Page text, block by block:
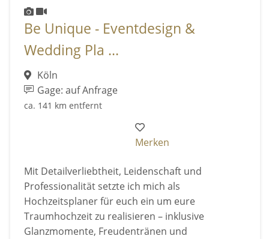
Be Unique - Eventdesign &
Wedding Pla ...
Köln
Gage: auf Anfrage
ca. 141 km entfernt
Merken
Mit Detailverliebtheit, Leidenschaft und
Professionalität setzte ich mich als
Hochzeitsplaner für euch ein um eure
Traumhochzeit zu realisieren – inklusive
Glanzmomente, Freudentränen und